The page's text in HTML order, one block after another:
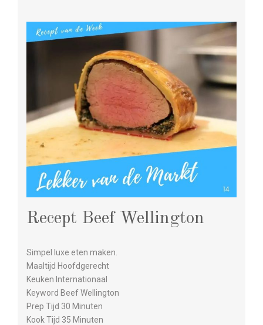
Recept Beef Wellington
Simpel luxe eten maken.
Maaltijd Hoofdgerecht
Keuken Internationaal
Keyword Beef Wellington
Prep Tijd 30 Minuten
Kook Tijd 35 Minuten